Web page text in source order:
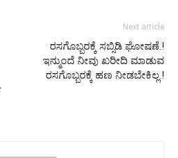
Next article
ರಸಗೊಬ್ಬರಕ್ಕೆ ಸಬ್ಸಿಡಿ ಘೋಷಣೆ.!
ಇನ್ಮುಂದೆ ನೀವು ಖರೀದಿ ಮಾಡುವ
ರಸಗೊಬ್ಬರಕ್ಕೆ ಹಣ ನೀಡಬೇಕಿಲ್ಲ.!